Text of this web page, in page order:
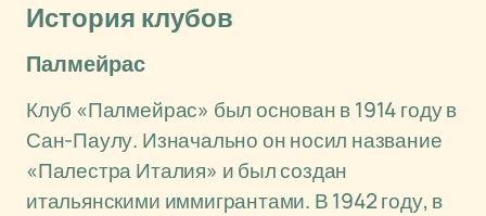
История клубов
Палмейрас
Клуб «Палмейрас» был основан в 1914 году в
Сан-Паулу. Изначально он носил название
«Палестра Италия» и был создан
итальянскими иммигрантами. В 1942 году, в